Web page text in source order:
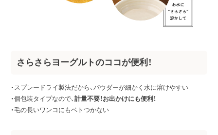
さらさらヨーグルトのココが便利！
・スプレードライ製法だから、パウダーが細かく水に溶けやすい
・個包装タイプなので、計量不要！お出かけにも便利！
・毛の長いワンコにもベトつかない